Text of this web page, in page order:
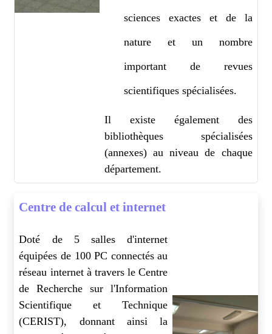
sciences exactes et de la
nature et un nombre
important de revues
scientifiques spécialisées.
Il existe également des
bibliothèques spécialisées
(annexes) au niveau de chaque
département.
Centre de calcul et internet
Doté de 5 salles d'internet
équipées de 100 PC connectés au
réseau internet à travers le Centre
de Recherche sur l'Information
Scientifique et Technique
(CERIST), donnant ainsi la